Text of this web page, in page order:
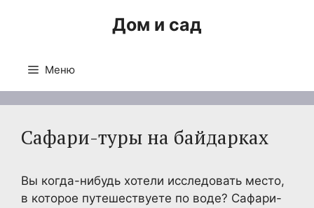
Дом и сад
Меню
Сафари-туры на байдарках
Вы когда-нибудь хотели исследовать место,
в которое путешествуете по воде? Сафари-